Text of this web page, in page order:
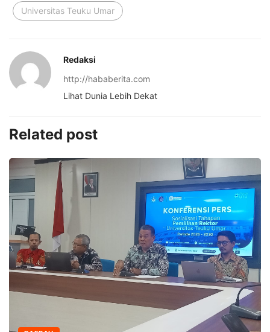
Universitas Teuku Umar
Redaksi
http://hababerita.com
Lihat Dunia Lebih Dekat
Related post